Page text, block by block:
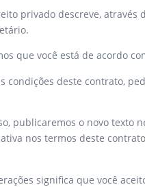
privado descreve,
que você está de acordo
condições deste contrato,
publicaremos o novo
nos termos deste
significa que você